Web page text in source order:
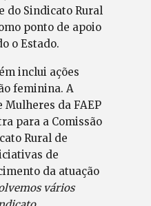
do Sindicato Rural
ponto de apoio
o Estado.
inclui ações
feminina. A
Mulheres da FAEP
para a Comissão
Rural de
de
da atuação
vários